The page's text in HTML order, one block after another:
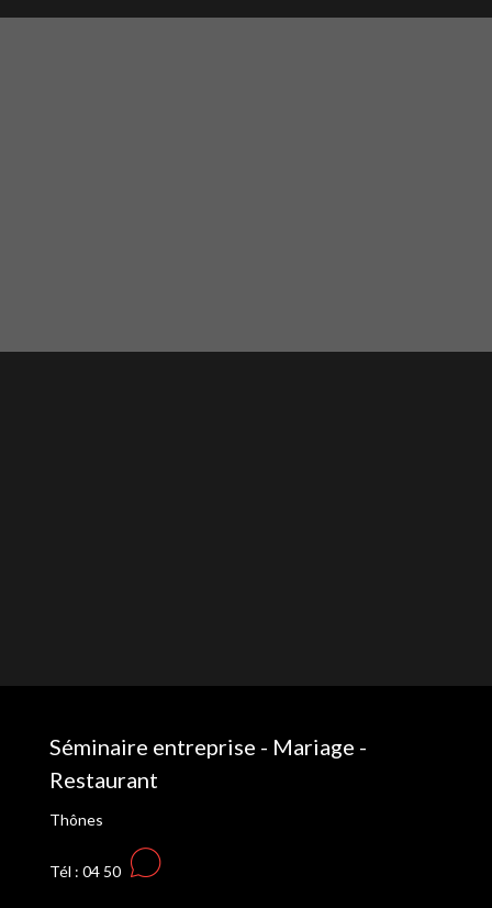
Séminaire entreprise - Mariage -
Restaurant
Thônes
Tél : 04 50